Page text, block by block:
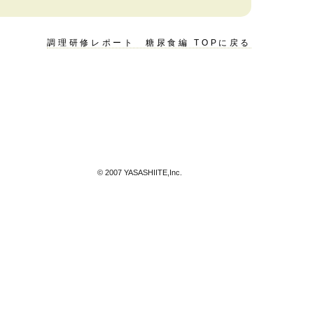
調理研修レポート 糖尿食編 TOPに戻る
© 2007 YASASHIITE,Inc.